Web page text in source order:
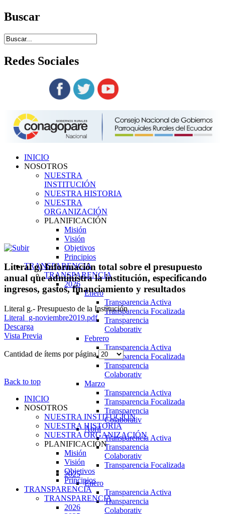
Buscar
Redes Sociales
INICIO
NOSOTROS
NUESTRA
INSTITUCIÓN
NUESTRA HISTORIA
NUESTRA
ORGANIZACIÓN
PLANIFICACIÓN
Misión
Visión
Objetivos
Principios
TRANSPARENCIA
TRANSPARENCIA
2026
Enero
Transparencia Activa
Transparencia Focalizada
Transparencia
Colaborativ
Febrero
Transparencia Activa
Transparencia Focalizada
Transparencia
Colaborativ
Marzo
Transparencia Activa
Transparencia Focalizada
Transparencia
Colaborativ
Abril
Transparencia Activa
Transparencia
Colaborativ
Transparencia Focalizada
2025
Enero
Transparencia Activa
Transparencia
Colaborativ
Literal g) Información total sobre el presupuesto
anual que administra la institución, especificando
ingresos, gastos, financiamiento y resultados
Literal g.- Presupuesto de la Institución
Literal_g-noviembre2019.pdf
Descarga
Vista Previa
Cantidad de ítems por página
Back to top
INICIO
NOSOTROS
NUESTRA INSTITUCIÓN
NUESTRA HISTORIA
NUESTRA ORGANIZACIÓN
PLANIFICACIÓN
Misión
Visión
Objetivos
Principios
TRANSPARENCIA
TRANSPARENCIA
2026